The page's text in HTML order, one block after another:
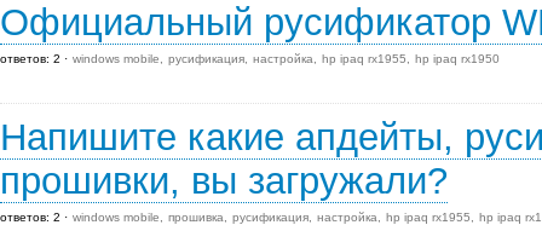
Официальный русификатор
ответов: 2 windows mobile русификация настройка hp ipaq rx1955 hp ipaq rx1950
Напишите какие апдейты,
прошивки, вы загружали?
ответов: 2 windows mobile прошивка русификация настройка hp ipaq rx1955 hp ipaq